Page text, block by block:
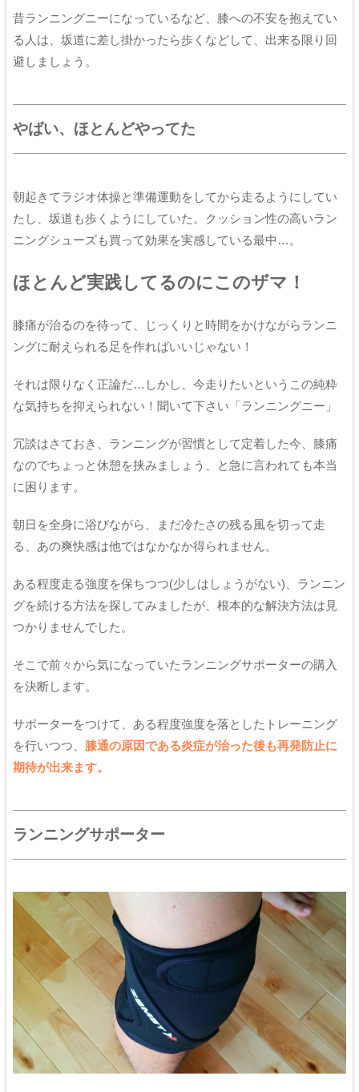
昔ランニングニーになっているなど、膝への不安を抱えてい
る人は、坂道に差し掛かったら歩くなどして、出来る限り回
避しましょう。
やばい、ほとんどやってた
朝起きてラジオ体操と準備運動をしてから走るようにしてい
たし、坂道も歩くようにしていた。クッション性の高いラン
ニングシューズも買って効果を実感している最中…。
ほとんど実践してるのにこのザマ！
膝痛が治るのを待って、じっくりと時間をかけながらランニ
ングに耐えられる足を作ればいいじゃない！
それは限りなく正論だ…しかし、今走りたいというこの純粋
な気持ちを抑えられない！聞いて下さい「ランニングニー」
冗談はさておき、ランニングが習慣として定着した今、膝痛
なのでちょっと休憩を挟みましょう、と急に言われても本当
に困ります。
朝日を全身に浴びながら、まだ冷たさの残る風を切って走
る、あの爽快感は他ではなかなか得られません。
ある程度走る強度を保ちつつ(少しはしょうがない)、ランニン
グを続ける方法を探してみましたが、根本的な解決方法は見
つかりませんでした。
そこで前々から気になっていたランニングサポーターの購入
を決断します。
サポーターをつけて、ある程度強度を落としたトレーニング
を行いつつ、 膝通の原因である炎症が治った後も再発防止に
期待が出来ます。
ランニングサポーター